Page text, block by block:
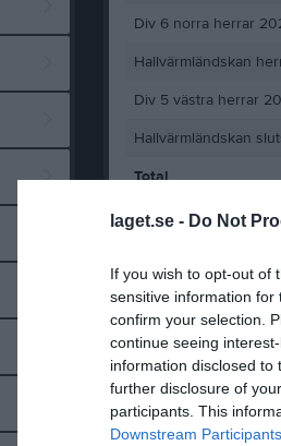
laget.se - Do Not
If you wish to opt-out of
sensitive information
confirm your selection.
continue seeing
information disclosed
further disclosure of
participants. This
Downstream Participants
Div 6 norra herrar
Hallvärmländskan
Div 5 västra herrar
Hallvärmländskan
Total
M Spelade matcher
Aktivitet för Rudy